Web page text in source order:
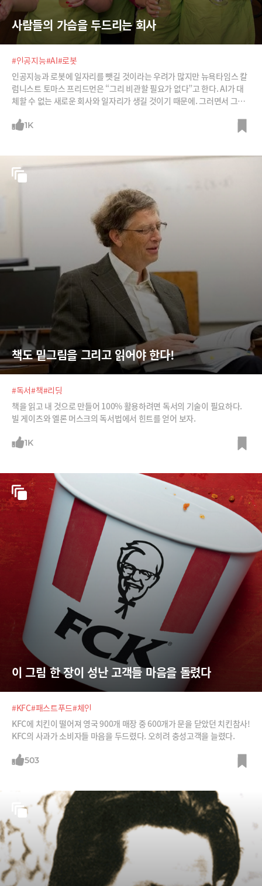
사람들의 가슴을 두드리는 회사
#인공지능#AI#로봇
인공지능과 로봇에 일자리를 뺏길 것이라는 우려가 많지만 뉴욕타임스 칼
럼니스트 토마스 프리드먼은 “그리 비관할 필요가 없다”고 한다. AI가 대
체할 수 없는 새로운 회사와 일자리가 생길 것이기 때문에. 그러면서 그가
1K
책도 밑그림을 그리고 읽어야 한다!
#독서#책#리딩
책을 읽고 내 것으로 만들어 100% 활용하려면 독서의 기술이 필요하다.
빌 게이츠와 엘론 머스크의 독서법에서 힌트를 얻어 보자.
1K
이 그림 한 장이 성난 고객들 마음을 돌렸다
#KFC#패스트푸드#체인
KFC에 치킨이 떨어져 영국 900개 매장 중 600개가 문을 닫았던 치킨참사!
KFC의 사과가 소비자들 마음을 두드렸다. 오히려 충성고객을 늘렸다.
503